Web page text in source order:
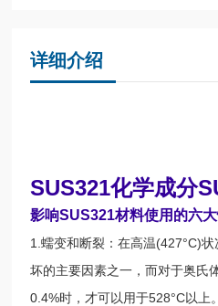
详细介绍
SUS321化学成分
影响SUS321材料使用的六大
1.蠕变和断裂：在高温(427°C)
坏的主要因素之一，而对于奥氏
0.4%时，才可以用于528°C以上。